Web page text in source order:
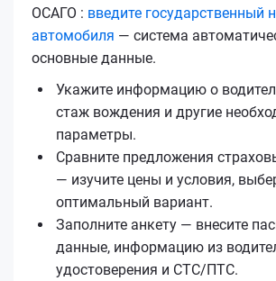
ОСАГО : введите государственный
автомобиля — система
основные данные.
Укажите информацию о
стаж вождения и другие
параметры.
Сравните предложения
— изучите цены и условия,
оптимальный вариант.
Заполните анкету — внесите
данные, информацию из
удостоверения и СТС/ПТС.